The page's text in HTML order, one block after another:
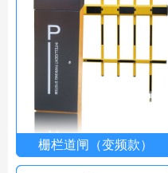
栅栏道闸（变频款）